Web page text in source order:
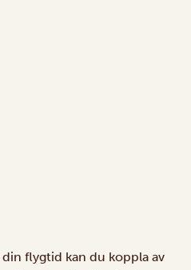
flygtid kan du koppla av